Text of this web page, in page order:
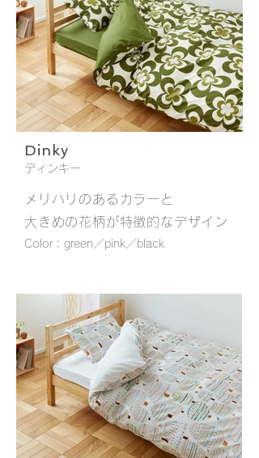
Dinky／グリーン
Dinky／ピンク
Dinky／ブラック
Dinky／グリーン
Dinky／ピンク
Dinky／ブラック
Dinky／グリーン
Dinky／ピンク
Dinky／ブラック
Dinky／グリーン
Dinky／ピンク
Dinky／ブラック
Dinky／グリーン
Dinky／ピンク
Dinky／ブラック
Dinky／グリーン
Dinky／ピンク
Dinky／ブラック
Dinky／グリーン
Dinky／ピンク
Dinky／ブラック
Dinky／グリーン
Dinky／ピンク
Dinky／ブラック
Dinky／グリーン
Dinky／ピンク
Dinky／ブラック
Dinky／グリーン
Dinky／ピンク
Dinky／ブラック
Dinky
ディンキー
メリハリのあるカラーと
大きめの花柄が特徴的なデザイン
Color：green／pink／black